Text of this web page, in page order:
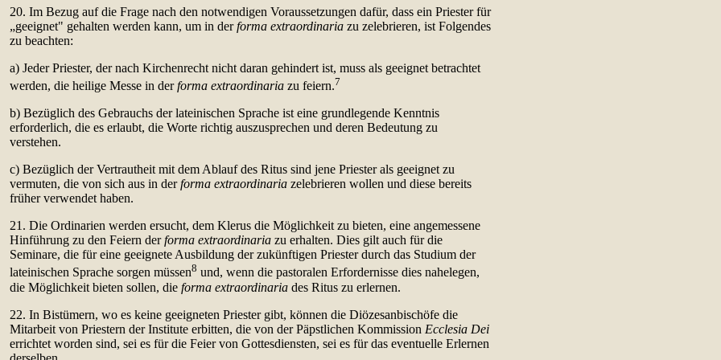
20. Im Bezug auf die Frage nach den notwendigen Voraussetzungen dafür, dass ein Priester für
„geeignet" gehalten werden kann, um in derforma extraordinaria zu zelebrieren, ist Folgendes
zu beachten:
a) Jeder Priester, der nach Kirchenrecht nicht daran gehindert ist, muss als geeignet betrachtet
werden, die heilige Messe in derforma extraordinaria zu feiern.7
b) Bezüglich des Gebrauchs der lateinischen Sprache ist eine grundlegende Kenntnis
erforderlich, die es erlaubt, die Worte richtig auszusprechen und deren Bedeutung zu
verstehen.
c) Bezüglich der Vertrautheit mit dem Ablauf des Ritus sind jene Priester als geeignet zu
vermuten, die von sich aus in derforma extraordinaria zelebrieren wollen und diese bereits
früher verwendet haben.
21. Die Ordinarien werden ersucht, dem Klerus die Möglichkeit zu bieten, eine angemessene
Hinführung zu den Feiern derforma extraordinaria zu erhalten. Dies gilt auch für die
Seminare, die für eine geeignete Ausbildung der zukünftigen Priester durch das Studium der
lateinischen Sprache sorgen müssen8 und, wenn die pastoralen Erfordernisse dies nahelegen,
die Möglichkeit bieten sollen, die forma extraordinaria des Ritus zu erlernen.
22. In Bistümern, wo es keine geeigneten Priester gibt, können die Diözesanbischöfe die
Mitarbeit von Priestern der Institute erbitten, die von der Päpstlichen Kommission Ecclesia Dei
errichtet worden sind, sei es für die Feier von Gottesdiensten, sei es für das eventuelle Erlernen